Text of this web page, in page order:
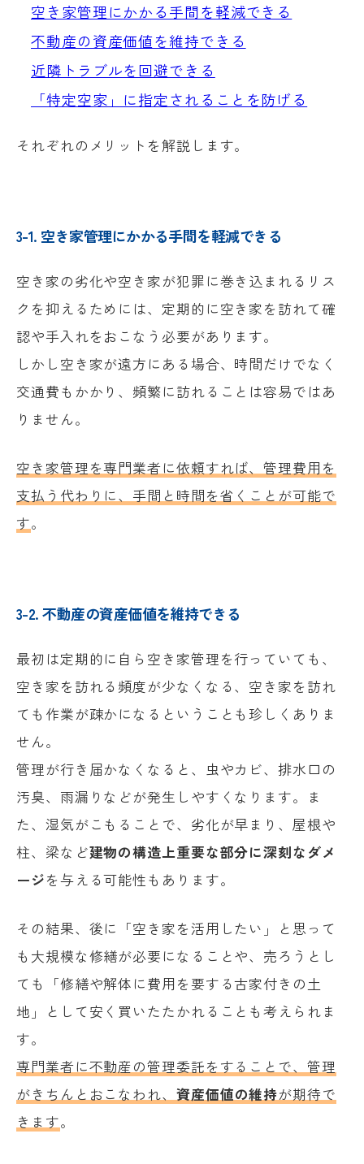
空き家管理にかかる手間を軽減できる
不動産の資産価値を維持できる
近隣トラブルを回避できる
「特定空家」に指定されることを防げる
それぞれのメリットを解説します。
3-1. 空き家管理にかかる手間を軽減できる
空き家の劣化や空き家が犯罪に巻き込まれるリス
クを抑えるためには、定期的に空き家を訪れて確
認や手入れをおこなう必要があります。
しかし空き家が遠方にある場合、時間だけでなく
交通費もかかり、頻繁に訪れることは容易ではあ
りません。
空き家管理を専門業者に依頼すれば、管理費用を
支払う代わりに、手間と時間を省くことが可能で
す。
3-2. 不動産の資産価値を維持できる
最初は定期的に自ら空き家管理を行っていても、
空き家を訪れる頻度が少なくなる、空き家を訪れ
ても作業が疎かになるということも珍しくありま
せん。
管理が行き届かなくなると、虫やカビ、排水口の
汚臭、雨漏りなどが発生しやすくなります。ま
た、湿気がこもることで、劣化が早まり、屋根や
柱、梁など建物の構造上重要な部分に深刻なダメ
ージを与える可能性もあります。
その結果、後に「空き家を活用したい」と思って
も大規模な修繕が必要になることや、売ろうとし
ても「修繕や解体に費用を要する古家付きの土
地」として安く買いたたかれることも考えられま
す。
専門業者に不動産の管理委託をすることで、管理
がきちんとおこなわれ、 資産価値の維持が期待で
きます。